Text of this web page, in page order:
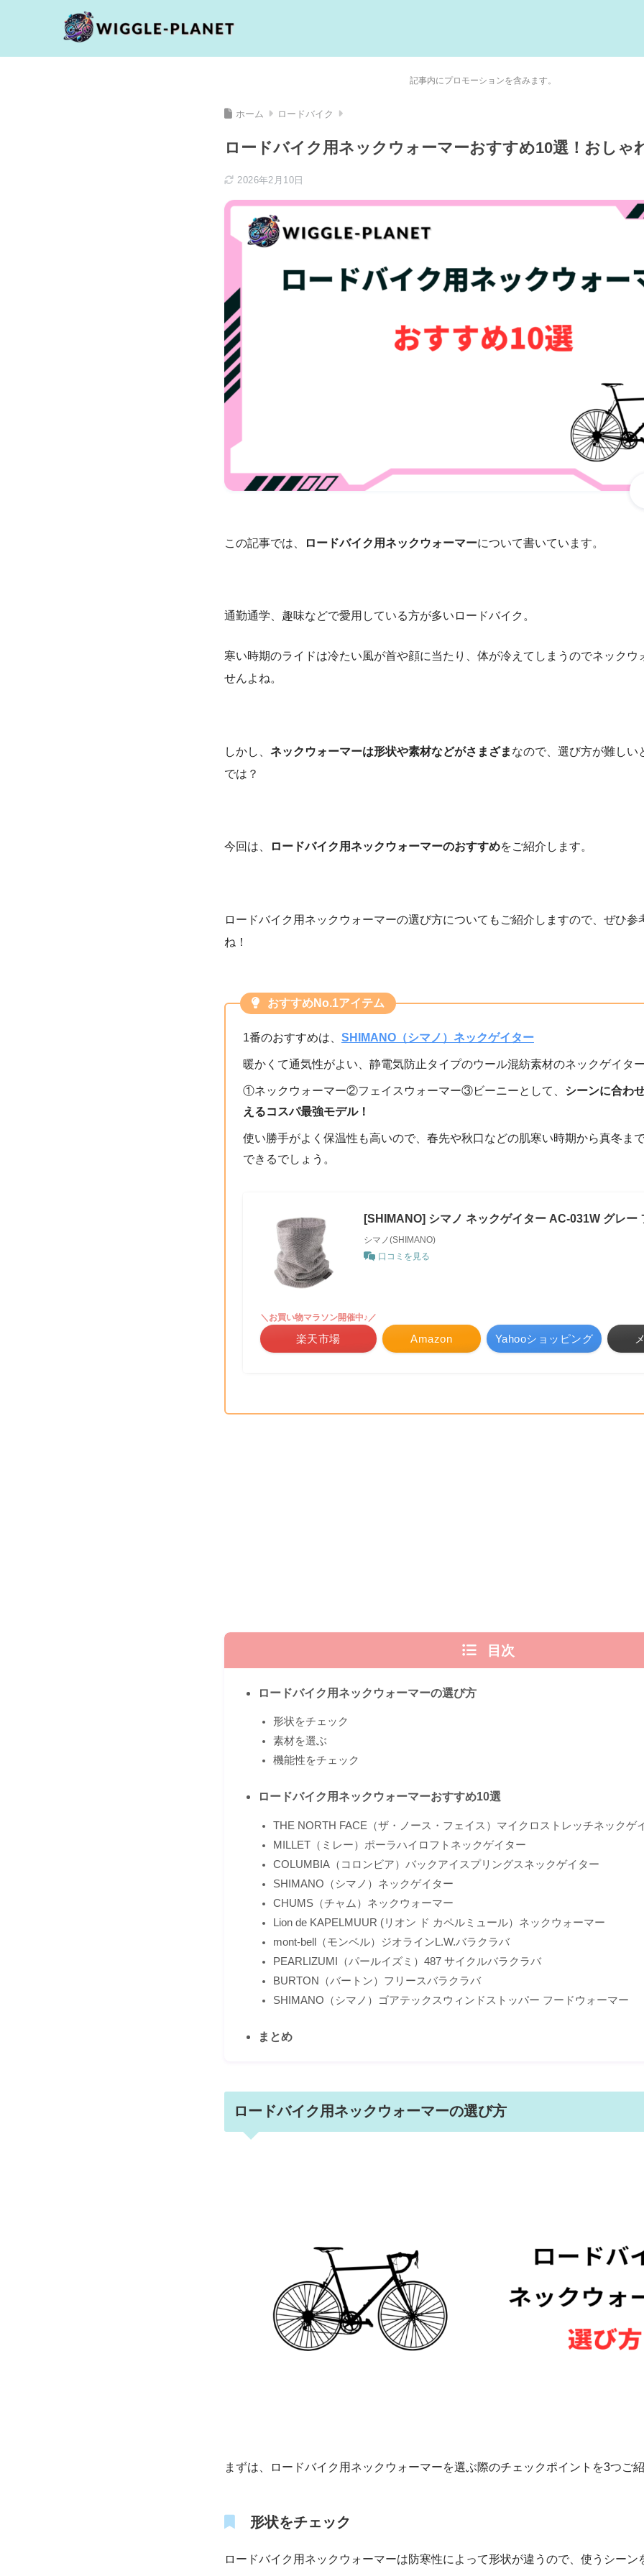
記事内にプロモーションを含みます。
ホーム ロードバイク
ロードバイク用ネックウォーマーおすすめ10選！おしゃ
2026年2月10日
この記事では、 ロードバイク用ネックウォーマーについて書いています。
通勤通学、趣味などで愛用している方が多いロードバイク。
寒い時期のライドは冷たい風が首や顔に当たり、体が冷えてしまうのでネックウ
せんよね。
しかし、 ネックウォーマーは形状や素材などがさまざま なので、選び方が難しい
では？
今回は、 ロードバイク用ネックウォーマーのおすすめをご紹介します。
ロードバイク用ネックウォーマーの選び方についてもご紹介しますので、ぜひ参
ね！
おすすめNo.1アイテム
1番のおすすめは、 SHIMANO（シマノ）ネックゲイター
暖かくて通気性がよい、静電気防止タイプのウール混紡素材のネックゲイター
①ネックウォーマー②フェイスウォーマー③ビーニーとして、 シーンに合わ
えるコスパ最強モデル！
使い勝手がよく保温性も高いので、春先や秋口などの肌寒い時期から真冬ま
できるでしょう。
[SHIMANO] シマノ ネックゲイター AC-031W グレー
シマノ(SHIMANO)
口コミを見る
Amazon
＼お買い物マラソン開催中♪／
楽天市場 Yahooショッピング
目次
ロードバイク用ネックウォーマーの選び方
形状をチェック
素材を選ぶ
機能性をチェック
ロードバイク用ネックウォーマーおすすめ10選
THE NORTH FACE（ザ・ノース・フェイス）マイクロストレッチネックゲ
MILLET（ミレー）ポーラハイロフトネックゲイター
COLUMBIA（コロンビア）バックアイスプリングスネックゲイター
SHIMANO（シマノ）ネックゲイター
CHUMS（チャム）ネックウォーマー
Lion de KAPELMUUR (リオン ド カペルミュール）ネックウォーマー
mont-bell（モンベル）ジオラインL.W.バラクラバ
PEARLIZUMI（パールイズミ）487 サイクルバラクラバ
BURTON（バートン）フリースバラクラバ
SHIMANO（シマノ）ゴアテックスウィンドストッパー フードウォーマー
まとめ
ロードバイク用ネックウォーマーの選び方
まずは、ロードバイク用ネックウォーマーを選ぶ際のチェックポイントを3つご紹
形状をチェック
ロードバイク用ネックウォーマーは防寒性によって形状が違うので、使うシーン